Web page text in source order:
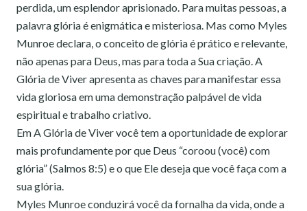
perdida, um esplendor aprisionado. Para muitas pessoas, a
palavra glória é enigmática e misteriosa. Mas como Myles
Munroe declara, o conceito de glória é prático e relevante,
não apenas para Deus, mas para toda a Sua criação. A
Glória de Viver apresenta as chaves para manifestar essa
vida gloriosa em uma demonstração palpável de vida
espiritual e trabalho criativo.
Em A Glória de Viver você tem a oportunidade de explorar
mais profundamente por que Deus “coroou (você) com
glória” (Salmos 8:5) e o que Ele deseja que você faça com a
sua glória.
Myles Munroe conduzirá você da fornalha da vida, onde a